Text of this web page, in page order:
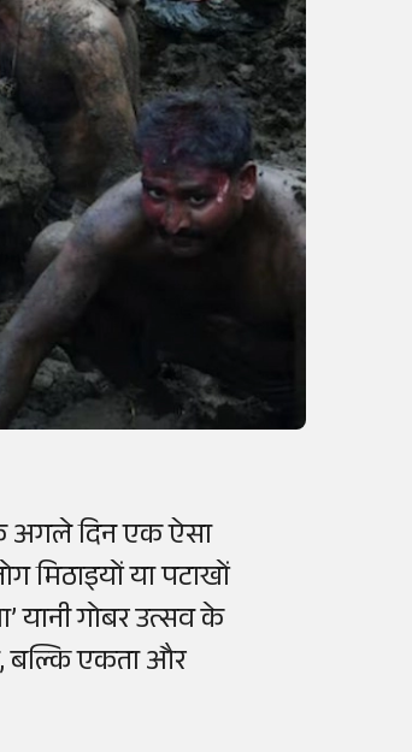
अगले दिन एक ऐसा
मिठाइयों या पटाखों
यानी गोबर उत्सव के
बल्कि एकता और